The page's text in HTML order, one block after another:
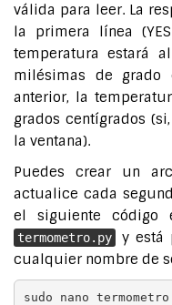
válida para leer. La
la primera línea
temperatura estará
milésimas de grado
anterior, la
grados centígrados
la ventana).
Puedes crear un
actualice cada
el siguiente código
termometro.py
y está
cualquier nombre de
sudo nano